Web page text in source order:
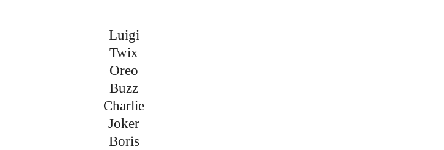
Luigi
Twix
Oreo
Buzz
Charlie
Joker
Boris